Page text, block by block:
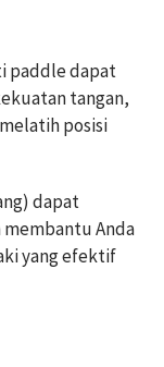
paddle dapat
tangan,
posisi
dapat
Anda
yang efektif